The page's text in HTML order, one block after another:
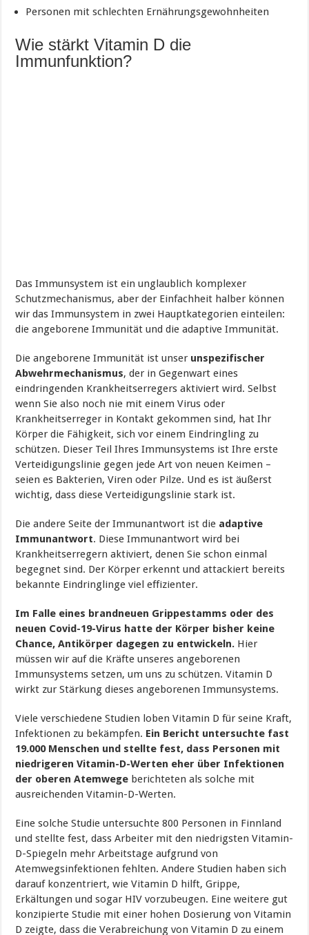
Personen mit schlechten Ernährungsgewohnheiten
Wie stärkt Vitamin D die
Immunfunktion?
Das Immunsystem ist ein unglaublich komplexer
Schutzmechanismus, aber der Einfachheit halber können
wir das Immunsystem in zwei Hauptkategorien einteilen:
die angeborene Immunität und die adaptive Immunität.
Die angeborene Immunität ist unser unspezifischer
Abwehrmechanismus, der in Gegenwart eines
eindringenden Krankheitserregers aktiviert wird. Selbst
wenn Sie also noch nie mit einem Virus oder
Krankheitserreger in Kontakt gekommen sind, hat Ihr
Körper die Fähigkeit, sich vor einem Eindringling zu
schützen. Dieser Teil Ihres Immunsystems ist Ihre erste
Verteidigungslinie gegen jede Art von neuen Keimen –
seien es Bakterien, Viren oder Pilze. Und es ist äußerst
wichtig, dass diese Verteidigungslinie stark ist.
Die andere Seite der Immunantwort ist die adaptive
Immunantwort. Diese Immunantwort wird bei
Krankheitserregern aktiviert, denen Sie schon einmal
begegnet sind. Der Körper erkennt und attackiert bereits
bekannte Eindringlinge viel effizienter.
Im Falle eines brandneuen Grippestamms oder des
neuen Covid-19-Virus hatte der Körper bisher keine
Chance, Antikörper dagegen zu entwickeln. Hier
müssen wir auf die Kräfte unseres angeborenen
Immunsystems setzen, um uns zu schützen. Vitamin D
wirkt zur Stärkung dieses angeborenen Immunsystems.
Viele verschiedene Studien loben Vitamin D für seine Kraft,
Infektionen zu bekämpfen. Ein Bericht untersuchte fast
19.000 Menschen und stellte fest, dass Personen mit
niedrigeren Vitamin-D-Werten eher über Infektionen
der oberen Atemwege berichteten als solche mit
ausreichenden Vitamin-D-Werten.
Eine solche Studie untersuchte 800 Personen in Finnland
und stellte fest, dass Arbeiter mit den niedrigsten Vitamin-
D-Spiegeln mehr Arbeitstage aufgrund von
Atemwegsinfektionen fehlten. Andere Studien haben sich
darauf konzentriert, wie Vitamin D hilft, Grippe,
Erkältungen und sogar HIV vorzubeugen. Eine weitere gut
konzipierte Studie mit einer hohen Dosierung von Vitamin
D zeigte, dass die Verabreichung von Vitamin D zu einem